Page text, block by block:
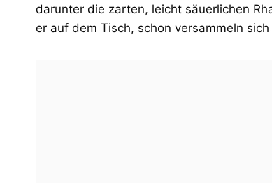
darunter die zarten, leicht säuerlichen
er auf dem Tisch, schon versammeln